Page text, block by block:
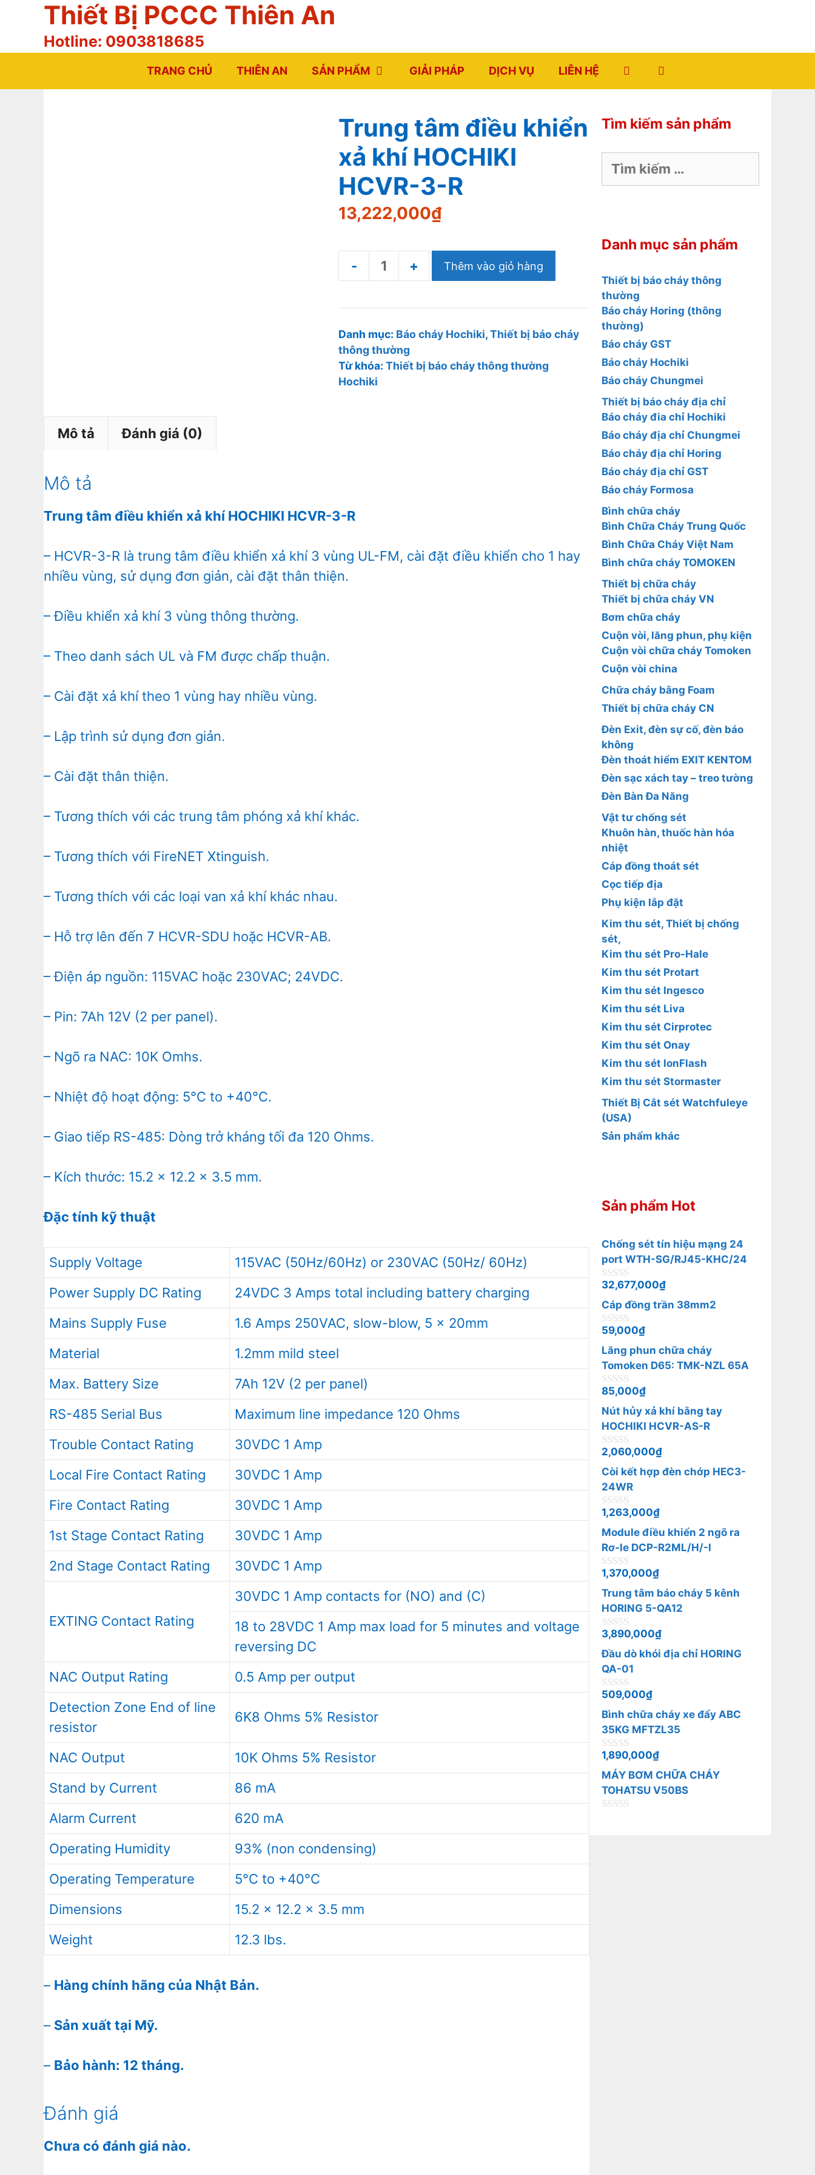
Chuyển
nội
Thiết Bị PCCC Thiên An
Hotline: 0903818685
TRANG CHỦ THIÊN AN SẢN PHẨM GIẢI PHÁP DỊCH VỤ LIÊN HỆ
Trung tâm điều khiển
xả khí HOCHIKI
HCVR-3-R
13,222,000₫
khiển
xả
khí
Thêm vào giỏ hàng
Danh mục: Báo cháy Hochiki,Thiết bị báo cháy
thông thường
Từ khóa: Thiết bị báo cháy thông thường
Hochiki
Mô tả Đánh giá (0)
Mô tả
Trung tâm điều khiển xả khí HOCHIKI HCVR-3-R
– HCVR-3-R là trung tâm điều khiển xả khí 3 vùng UL-FM, cài đặt điều khiển cho 1 hay
nhiều vùng, sử dụng đơn giản, cài đặt thân thiện.
– Điều khiển xả khí 3 vùng thông thường.
– Theo danh sách UL và FM được chấp thuận.
– Cài đặt xả khí theo 1 vùng hay nhiều vùng.
– Lập trình sử dụng đơn giản.
– Cài đặt thân thiện.
– Tương thích với các trung tâm phóng xả khí khác.
– Tương thích với FireNET Xtinguish.
– Tương thích với các loại van xả khí khác nhau.
– Hỗ trợ lên đến 7 HCVR-SDU hoặc HCVR-AB.
– Điện áp nguồn: 115VAC hoặc 230VAC; 24VDC.
– Pin: 7Ah 12V (2 per panel).
– Ngõ ra NAC: 10K Omhs.
– Nhiệt độ hoạt động: 5°C to +40°C.
– Giao tiếp RS-485: Dòng trở kháng tối đa 120 Ohms.
– Kích thước: 15.2 x 12.2 x 3.5 mm.
Đặc tính kỹ thuật
Supply Voltage
115VAC (50Hz/60Hz) or 230VAC (50Hz/ 60Hz)
Power Supply DC Rating
24VDC 3 Amps total including battery charging
Mains Supply Fuse
1.6 Amps 250VAC, slow-blow, 5 x 20mm
Material
1.2mm mild steel
Max. Battery Size
7Ah 12V (2 per panel)
RS-485 Serial Bus
Maximum line impedance 120 Ohms
Trouble Contact Rating
30VDC 1 Amp
Local Fire Contact Rating
30VDC 1 Amp
Fire Contact Rating
30VDC 1 Amp
1st Stage Contact Rating
30VDC 1 Amp
2nd Stage Contact Rating
30VDC 1 Amp
EXTING Contact Rating
30VDC 1 Amp contacts for (NO) and (C)
18 to 28VDC 1 Amp max load for 5 minutes and voltage
reversing DC
NAC Output Rating
0.5 Amp per output
Detection Zone End of line
resistor
6K8 Ohms 5% Resistor
NAC Output
10K Ohms 5% Resistor
Stand by Current
86 mA
Alarm Current
620 mA
Operating Humidity
93% (non condensing)
Operating Temperature
5°C to +40°C
Dimensions
15.2 x 12.2 x 3.5 mm
Weight
12.3 lbs.
– Hàng chính hãng của Nhật Bản.
– Sản xuất tại Mỹ.
– Bảo hành: 12 tháng.
Đánh giá
Chưa có đánh giá nào.
Tìm kiếm sản phẩm
kiếm
cho:
Danh mục sản phẩm
Thiết bị báo cháy thông
thường
Báo cháy Horing (thông
thường)
Báo cháy GST
Báo cháy Hochiki
Báo cháy Chungmei
Thiết bị báo cháy địa chỉ
Báo cháy đia chỉ Hochiki
Báo cháy địa chỉ Chungmei
Báo cháy địa chỉ Horing
Báo cháy địa chỉ GST
Báo cháy Formosa
Bình chữa cháy
Bình Chữa Cháy Trung Quốc
Bình Chữa Cháy Việt Nam
Bình chữa cháy TOMOKEN
Thiết bị chữa cháy
Thiết bị chữa cháy VN
Bơm chữa cháy
Cuộn vòi, lăng phun, phụ kiện
Cuộn vòi chữa cháy Tomoken
Cuộn vòi china
Chữa cháy bằng Foam
Thiết bị chữa cháy CN
Đèn Exit, đèn sự cố, đèn báo
không
Đèn thoát hiểm EXIT KENTOM
Đèn sạc xách tay – treo tường
Đèn Bàn Đa Năng
Vật tư chống sét
Khuôn hàn, thuốc hàn hóa
nhiệt
Cáp đồng thoát sét
Cọc tiếp địa
Phụ kiện lắp đặt
Kim thu sét, Thiết bị chống
sét,
Kim thu sét Pro-Hale
Kim thu sét Protart
Kim thu sét Ingesco
Kim thu sét Liva
Kim thu sét Cirprotec
Kim thu sét Onay
Kim thu sét IonFlash
Kim thu sét Stormaster
Thiết Bị Cắt sét Watchfuleye
(USA)
Sản phẩm khác
Sản phẩm Hot
Chống sét tín hiệu mạng 24
port WTH-SG/RJ45-KHC/24
0
n
g
o
à
5
32,677,000₫
Cáp đồng trần 38mm2
0
n
g
o
à
i
5
59,000₫
Lăng phun chữa cháy
Tomoken D65: TMK-NZL 65A
0
n
g
o
à
i
5
85,000₫
Nút hủy xả khí bằng tay
HOCHIKI HCVR-AS-R
0
n
g
o
à
i
5
2,060,000₫
Còi kết hợp đèn chớp HEC3-
24WR
0
n
g
o
à
i
5
1,263,000₫
Module điều khiển 2 ngõ ra
Rơ-le DCP-R2ML/H/-I
0
n
g
o
à
i
5
1,370,000₫
Trung tâm báo cháy 5 kênh
HORING 5-QA12
0
n
g
o
à
i
5
3,890,000₫
Đầu dò khói địa chỉ HORING
QA-01
0
n
g
o
à
i
5
509,000₫
Bình chữa cháy xe đẩy ABC
35KG MFTZL35
0
n
g
o
à
i
1,890,000₫
MÁY BƠM CHỮA CHÁY
TOHATSU V50BS